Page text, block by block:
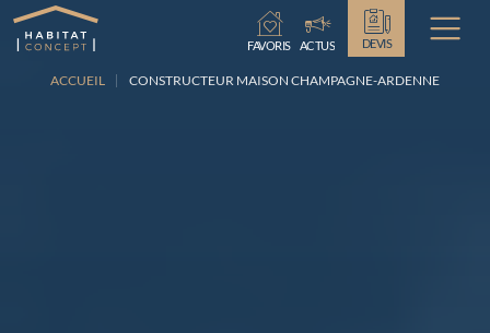
Chargement...
FAVORIS ACTUS DEVIS
ACCUEIL CONSTRUCTEUR MAISON CHAMPAGNE-ARDENNE